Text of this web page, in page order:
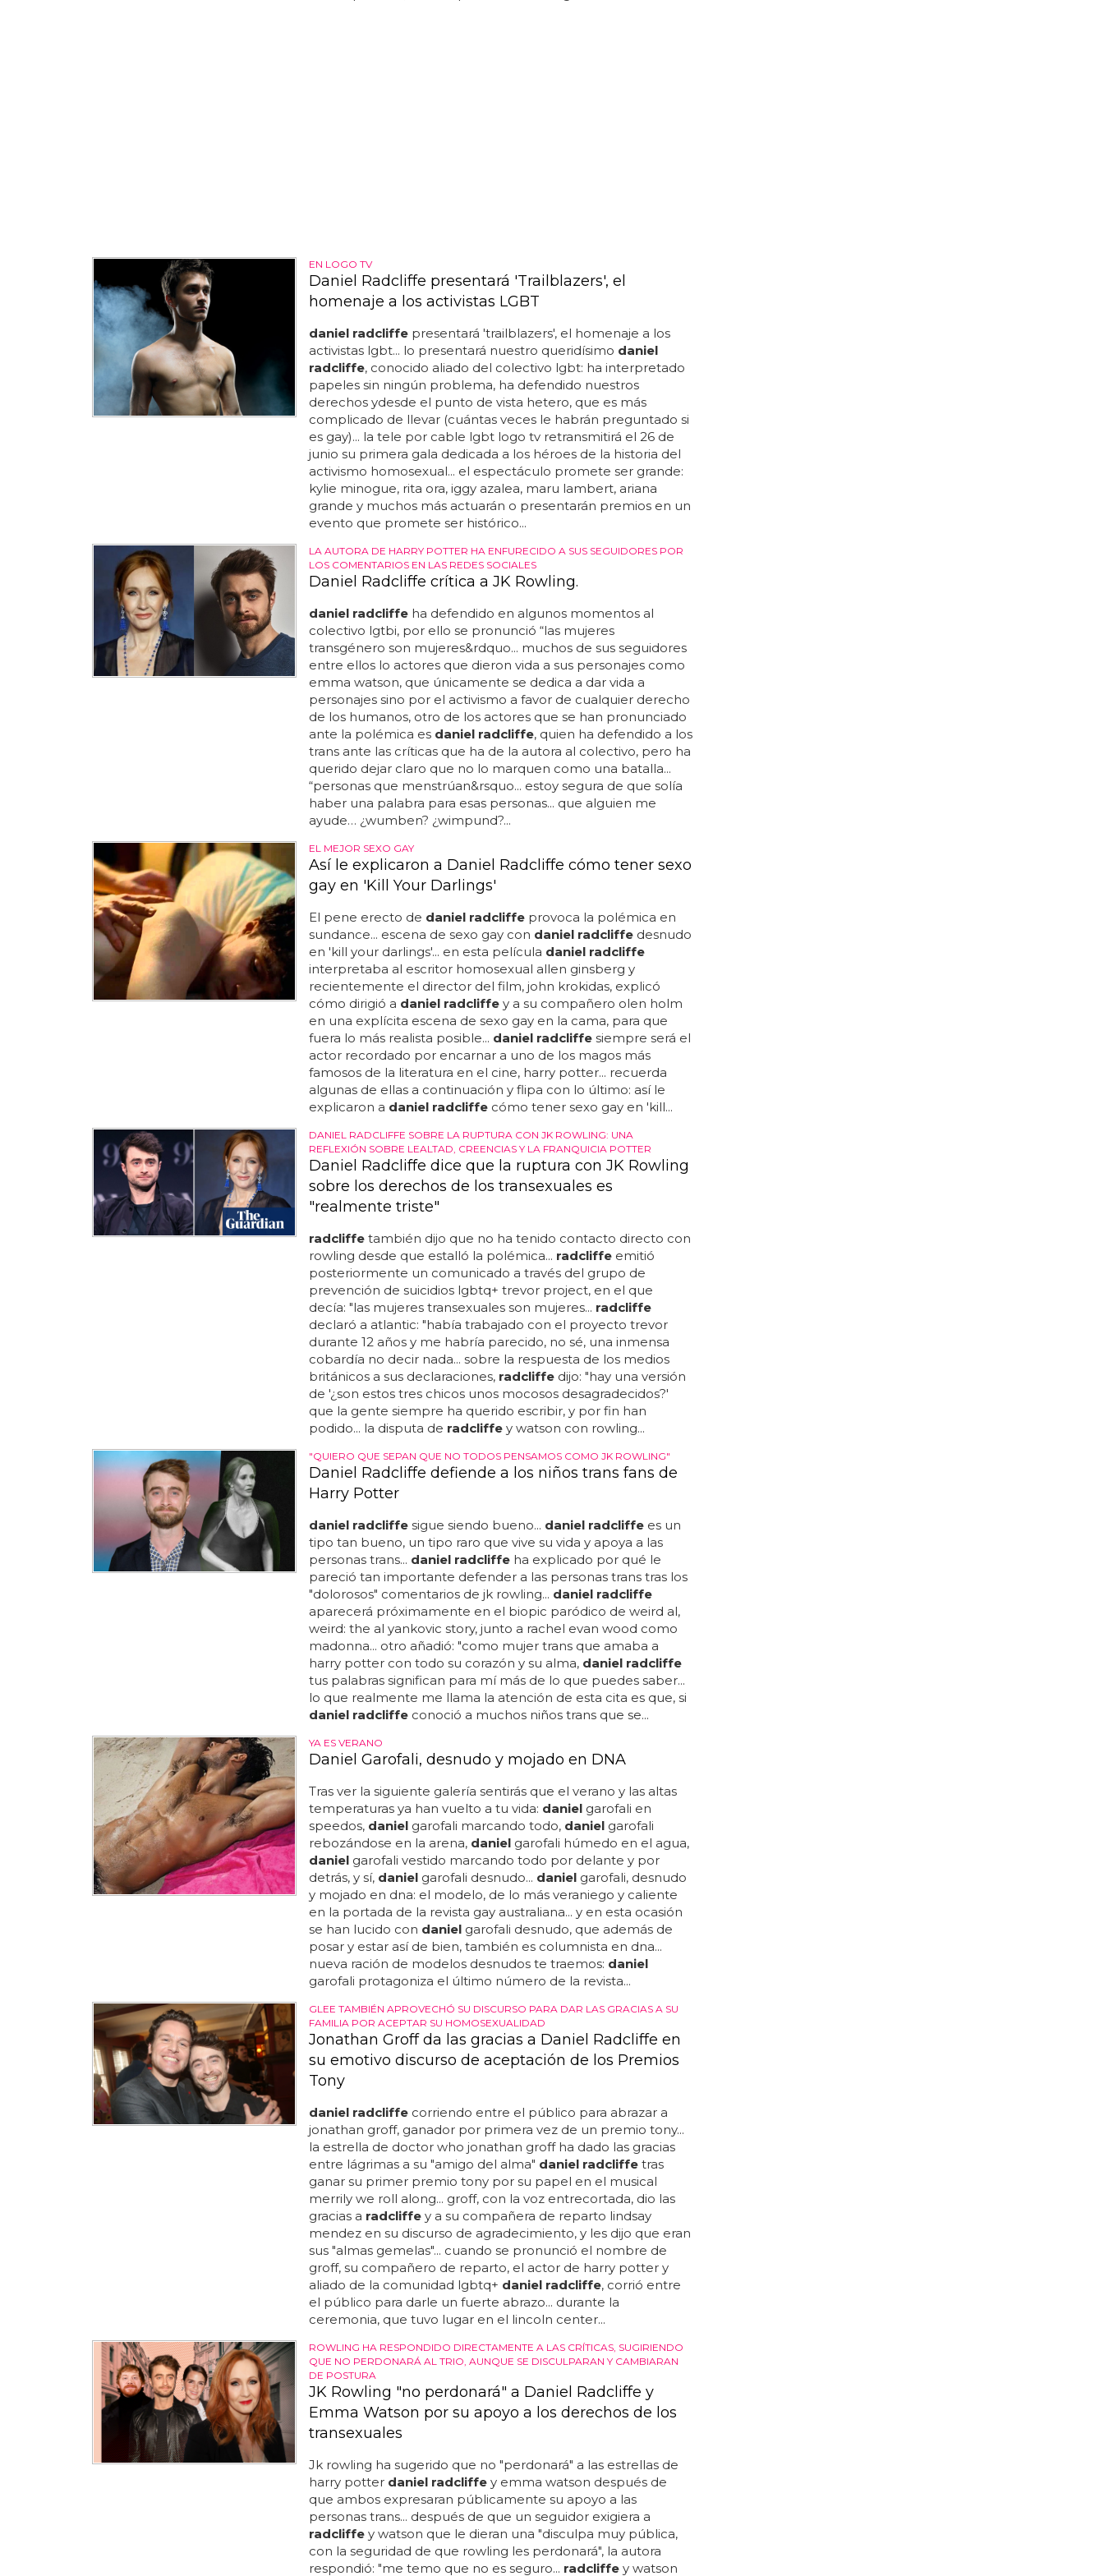
EN LOGO TV
Daniel Radcliffe presentará 'Trailblazers', el
homenaje a los activistas LGBT
daniel radcliffepresentará 'trailblazers', el homenaje a los
activistas lgbt... lo presentará nuestro queridísimo daniel
radcliffe, conocido aliado del colectivo lgbt: ha interpretado
papeles sin ningún problema, ha defendido nuestros
derechos ydesde el punto de vista hetero, que es más
complicado de llevar (cuántas veces le habrán preguntado si
es gay)... la tele por cable lgbt logo tv retransmitirá el 26 de
junio su primera gala dedicada a los héroes de la historia del
activismo homosexual... el espectáculo promete ser grande:
kylie minogue, rita ora, iggy azalea, maru lambert, ariana
grande y muchos más actuarán o presentarán premios en un
evento que promete ser histórico...
LA AUTORA DE HARRY POTTER HA ENFURECIDO A SUS SEGUIDORES POR
LOS COMENTARIOS EN LAS REDES SOCIALES
Daniel Radcliffe crítica a JK Rowling.
daniel radcliffeha defendido en algunos momentos al
colectivo lgtbi, por ello se pronunció “las mujeres
transgénero son mujeres&rdquo... muchos de sus seguidores
entre ellos lo actores que dieron vida a sus personajes como
emma watson, que únicamente se dedica a dar vida a
personajes sino por el activismo a favor de cualquier derecho
de los humanos, otro de los actores que se han pronunciado
ante la polémica es daniel radcliffe, quien ha defendido a los
trans ante las críticas que ha de la autora al colectivo, pero ha
querido dejar claro que no lo marquen como una batalla...
“personas que menstrúan&rsquo... estoy segura de que solía
haber una palabra para esas personas... que alguien me
ayude… ¿wumben? ¿wimpund?...
EL MEJOR SEXO GAY
Así le explicaron a Daniel Radcliffe cómo tener sexo
gay en 'Kill Your Darlings'
El pene erecto de daniel radcliffeprovoca la polémica en
sundance... escena de sexo gay con daniel radcliffedesnudo
en 'kill your darlings'... en esta película daniel radcliffe
interpretaba al escritor homosexual allen ginsberg y
recientemente el director del film, john krokidas, explicó
cómo dirigió a daniel radcliffey a su compañero olen holm
en una explícita escena de sexo gay en la cama, para que
fuera lo más realista posible... daniel radcliffesiempre será el
actor recordado por encarnar a uno de los magos más
famosos de la literatura en el cine, harry potter... recuerda
algunas de ellas a continuación y flipa con lo último: así le
explicaron a daniel radcliffecómo tener sexo gay en 'kill...
DANIEL RADCLIFFE SOBRE LA RUPTURA CON JK ROWLING: UNA
REFLEXIÓN SOBRE LEALTAD, CREENCIAS Y LA FRANQUICIA POTTER
Daniel Radcliffe dice que la ruptura con JK Rowling
sobre los derechos de los transexuales es
"realmente triste"
radcliffetambién dijo que no ha tenido contacto directo con
rowling desde que estalló la polémica... radcliffeemitió
posteriormente un comunicado a través del grupo de
prevención de suicidios lgbtq+ trevor project, en el que
decía: "las mujeres transexuales son mujeres... radcliffe
declaró a atlantic: "había trabajado con el proyecto trevor
durante 12 años y me habría parecido, no sé, una inmensa
cobardía no decir nada... sobre la respuesta de los medios
británicos a sus declaraciones, radcliffedijo: "hay una versión
de '¿son estos tres chicos unos mocosos desagradecidos?'
que la gente siempre ha querido escribir, y por fin han
podido... la disputa de radcliffey watson con rowling...
"QUIERO QUE SEPAN QUE NO TODOS PENSAMOS COMO JK ROWLING"
Daniel Radcliffe defiende a los niños trans fans de
Harry Potter
daniel radcliffesigue siendo bueno... daniel radcliffees un
tipo tan bueno, un tipo raro que vive su vida y apoya a las
personas trans... daniel radcliffeha explicado por qué le
pareció tan importante defender a las personas trans tras los
"dolorosos" comentarios de jk rowling... daniel radcliffe
aparecerá próximamente en el biopic paródico de weird al,
weird: the al yankovic story, junto a rachel evan wood como
madonna... otro añadió: "como mujer trans que amaba a
harry potter con todo su corazón y su alma, daniel radcliffe
tus palabras significan para mí más de lo que puedes saber...
lo que realmente me llama la atención de esta cita es que, si
daniel radcliffeconoció a muchos niños trans que se...
YA ES VERANO
Daniel Garofali, desnudo y mojado en DNA
Tras ver la siguiente galería sentirás que el verano y las altas
temperaturas ya han vuelto a tu vida: danielgarofali en
speedos, danielgarofali marcando todo, danielgarofali
rebozándose en la arena, danielgarofali húmedo en el agua,
danielgarofali vestido marcando todo por delante y por
detrás, y sí, danielgarofali desnudo... danielgarofali, desnudo
y mojado en dna: el modelo, de lo más veraniego y caliente
en la portada de la revista gay australiana... y en esta ocasión
se han lucido con danielgarofali desnudo, que además de
posar y estar así de bien, también es columnista en dna...
nueva ración de modelos desnudos te traemos: daniel
garofali protagoniza el último número de la revista...
GLEE TAMBIÉN APROVECHÓ SU DISCURSO PARA DAR LAS GRACIAS A SU
FAMILIA POR ACEPTAR SU HOMOSEXUALIDAD
Jonathan Groff da las gracias a Daniel Radcliffe en
su emotivo discurso de aceptación de los Premios
Tony
daniel radcliffecorriendo entre el público para abrazar a
jonathan groff, ganador por primera vez de un premio tony...
la estrella de doctor who jonathan groff ha dado las gracias
entre lágrimas a su "amigo del alma" daniel radcliffetras
ganar su primer premio tony por su papel en el musical
merrily we roll along... groff, con la voz entrecortada, dio las
gracias a radcliffey a su compañera de reparto lindsay
mendez en su discurso de agradecimiento, y les dijo que eran
sus "almas gemelas"... cuando se pronunció el nombre de
groff, su compañero de reparto, el actor de harry potter y
aliado de la comunidad lgbtq+ daniel radcliffe, corrió entre
el público para darle un fuerte abrazo... durante la
ceremonia, que tuvo lugar en el lincoln center...
ROWLING HA RESPONDIDO DIRECTAMENTE A LAS CRÍTICAS, SUGIRIENDO
QUE NO PERDONARÁ AL TRIO, AUNQUE SE DISCULPARAN Y CAMBIARAN
DE POSTURA
JK Rowling "no perdonará" a Daniel Radcliffe y
Emma Watson por su apoyo a los derechos de los
transexuales
Jk rowling ha sugerido que no "perdonará" a las estrellas de
harry potter daniel radcliffey emma watson después de
que ambos expresaran públicamente su apoyo a las
personas trans... después de que un seguidor exigiera a
radcliffey watson que le dieran una "disculpa muy pública,
con la seguridad de que rowling les perdonará", la autora
respondió: "me temo que no es seguro... radcliffey watson